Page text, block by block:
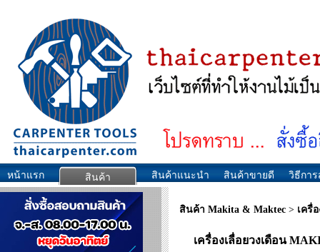
หน้าแรก สินค้า สินค้าแนะนำ สินค้าขายดี วิธีกา
สินค้า Makita & Maktec > เครื่
เครื่องเลื่อยวงเดือน